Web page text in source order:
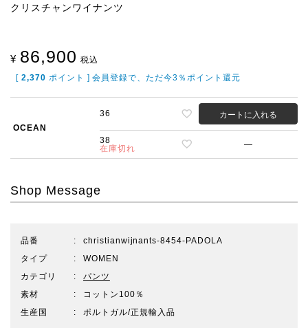
クリスチャンワイナンツ
¥ 86,900 税込
[ 2,370 ポイント ] 会員登録で、ただ今3％ポイント還元
OCEAN
36 カートに入れる
38
在庫切れ
—
Shop Message
品番
christianwijnants-8454-PADOLA
タイプ
WOMEN
カテゴリ
パンツ
素材
コットン100％
生産国
ポルトガル/正規輸入品